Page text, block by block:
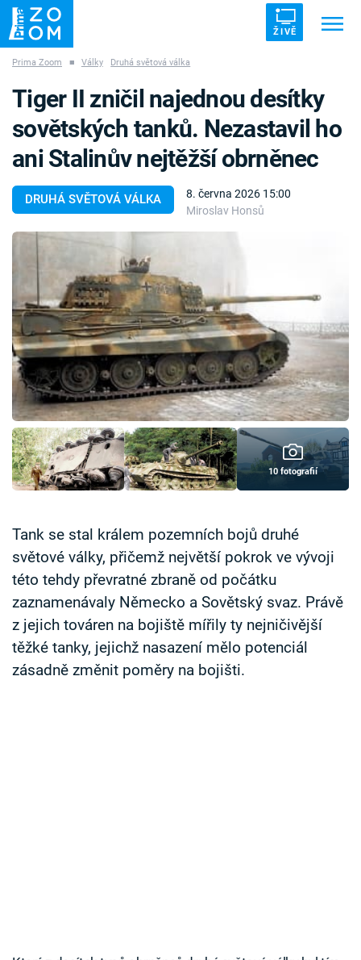
ŽIVĚ
ZÁHADY VETŘELCI DÁVNOVĚKU
Témata
Témata
Pořady
TV Program
Časopis
Sledujte prima+
Přihlášení
Sledujte nás
Prima Zoom ■ Války Druhá světová válka
DRUHÁ SVĚTOVÁ VÁLKA
8. června 2026 15:00
Miroslav Honsů
Tiger II zničil najednou desítky
sovětských tanků. Nezastavil ho
ani Stalinův nejtěžší obrněnec
10 fotografií
Tank se stal králem pozemních bojů druhé
světové války, přičemž největší pokrok ve vývoji
této tehdy převratné zbraně od počátku
zaznamenávaly Německo a Sovětský svaz. Právě
z jejich továren na bojiště mířily ty nejničivější
těžké tanky, jejichž nasazení mělo potenciál
zásadně změnit poměry na bojišti.